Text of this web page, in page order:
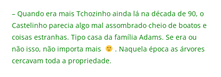
– Quando era mais Tchozinho ainda lá na década de 90, o
Castelinho parecia algo mal assombrado cheio de boatos e
coisas estranhas. Tipo casa da família Adams. Se era ou
não isso, não importa mais
. Naquela época as árvores
cercavam toda a propriedade.